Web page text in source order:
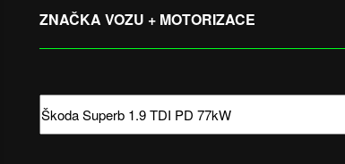
ZNAČKA VOZU + MOTORIZACE